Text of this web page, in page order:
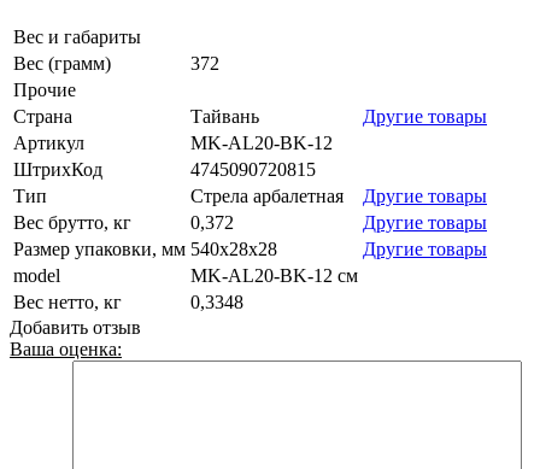
Вес и габариты
Вес (грамм)
372
Прочие
Страна
Тайвань
Другие товары
Артикул
MK-AL20-BK-12
ШтрихКод
4745090720815
Тип
Стрела арбалетная
Другие товары
Вес брутто, кг
0,372
Другие товары
Размер упаковки, мм 540х28х28
Другие товары
model
MK-AL20-BK-12 см
Вес нетто, кг
0,3348
Добавить отзыв
Ваша оценка: